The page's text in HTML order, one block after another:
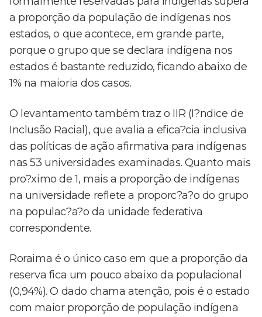
a proporção da população de indígenas nos
estados, o que acontece, em grande parte,
porque o grupo que se declara indígena nos
estados é bastante reduzido, ficando abaixo de
1% na maioria dos casos.
O levantamento também traz o IIR (I?ndice de
Inclusão Racial), que avalia a efica?cia inclusiva
das políticas de ação afirmativa para indígenas
nas 53 universidades examinadas. Quanto mais
pro?ximo de 1, mais a proporção de indígenas
na universidade reflete a proporc?a?o do grupo
na populac?a?o da unidade federativa
correspondente.
Roraima é o único caso em que a proporção da
reserva fica um pouco abaixo da populacional
(0,94%). O dado chama atenção, pois é o estado
com maior proporção de população indígena